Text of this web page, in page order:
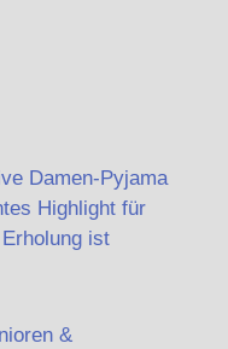
Damen-Pyjama
Highlight für
ist
&